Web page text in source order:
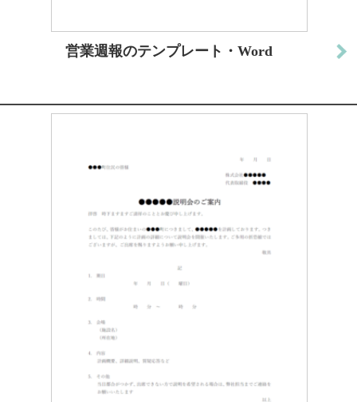
営業週報のテンプレート・Word